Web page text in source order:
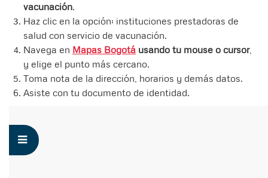
vacunación.
Haz clic en la opción: instituciones prestadoras de
salud con servicio de vacunación.
Navega en Mapas Bogotá usando tu mouse o cursor,
y elige el punto más cercano.
Toma nota de la dirección, horarios y demás datos.
Asiste con tu documento de identidad.